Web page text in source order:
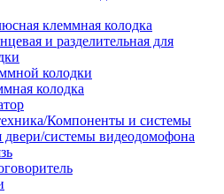
клеммная колодка
и разделительная для
колодки
колодка
Компоненты и системы
двери/системы видеодомофона